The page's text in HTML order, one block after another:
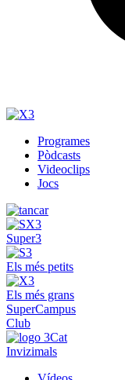
Programes
Pòdcasts
Videoclips
Jocs
Super3
Els més petits
Els més grans
SuperCampus
Club
Invizimals